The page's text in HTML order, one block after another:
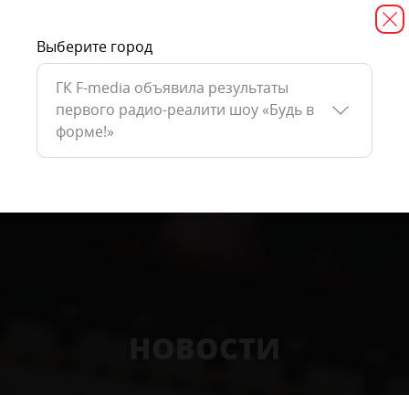
Выберите город
ГК F-media объявила результаты
первого радио-реалити шоу «Будь в
форме!»